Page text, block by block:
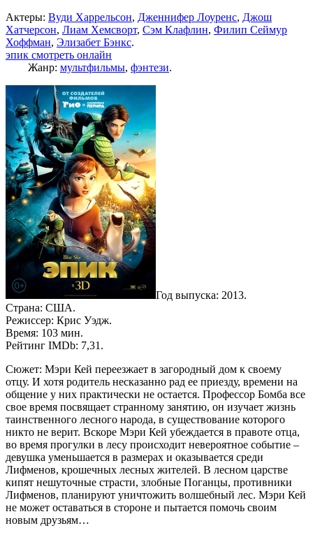
Актеры: Вуди Харрельсон, Дженнифер Лоуренс, Джош
Хатчерсон, Лиам Хемсворт, Сэм Клафлин, Филип Сеймур
Хоффман, Элизабет Бэнкс.
эпик смотреть онлайн
Жанр: мультфильмы, фэнтези.
Год выпуска: 2013.
Страна: США.
Режиссер: Крис Уэдж.
Время: 103 мин.
Рейтинг IMDb: 7,31.
Сюжет: Мэри Кей переезжает в загородный дом к своему
отцу. И хотя родитель несказанно рад ее приезду, времени на
общение у них практически не остается. Профессор Бомба все
свое время посвящает странному занятию, он изучает жизнь
таинственного лесного народа, в существование которого
никто не верит. Вскоре Мэри Кей убеждается в правоте отца,
во время прогулки в лесу происходит невероятное событие –
девушка уменьшается в размерах и оказывается среди
Лифменов, крошечных лесных жителей. В лесном царстве
кипят нешуточные страсти, злобные Поганцы, противники
Лифменов, планируют уничтожить волшебный лес. Мэри Кей
не может оставаться в стороне и пытается помочь своим
новым друзьям…